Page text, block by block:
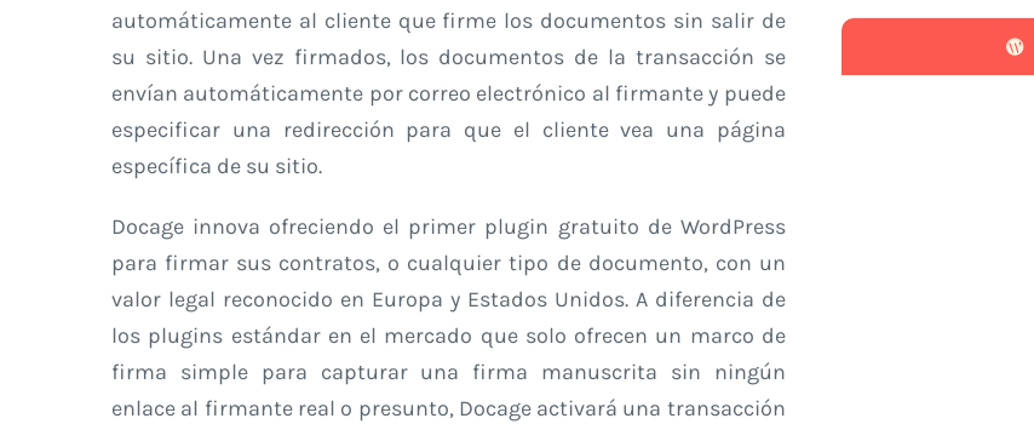
automáticamente al cliente que firme los documentos sin salir de
su sitio. Una vez firmados, los documentos de la transacción se
envían automáticamente por correo electrónico al firmante y puede
especificar una redirección para que el cliente vea una página
específica de su sitio.
Docage innova ofreciendo el primer plugin gratuito de WordPress
para firmar sus contratos, o cualquier tipo de documento, con un
valor legal reconocido en Europa y Estados Unidos. A diferencia de
los plugins estándar en el mercado que solo ofrecen un marco de
firma simple para capturar una firma manuscrita sin ningún
enlace al firmante real o presunto, Docage activará una transacción